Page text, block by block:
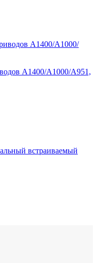
А1400/А1000/А951,
встраиваемый